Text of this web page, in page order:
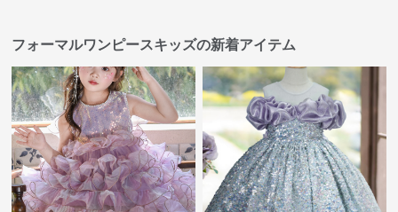
フォーマルワンピースキッズの新着アイテム